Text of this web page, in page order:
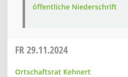
öffentliche Niederschrift
FR29.11.2024
Ortschaftsrat Kehnert